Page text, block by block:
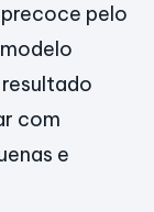
pelo
com
e